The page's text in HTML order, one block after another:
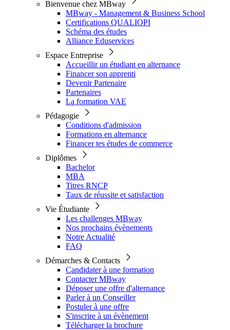
Bienvenue chez MBway
MBway - Management & Business School
Certifications QUALIOPI
Schéma des études
Alliance Eduservices
Espace Entreprise
Accueillir un étudiant en alternance
Financer son apprenti
Devenir Partenaire
Partenaires
La formation VAE
Pédagogie
Conditions d'admission
Formations en alternance
Financer tes études de commerce
Diplômes
Bachelor
MBA
Titres RNCP
Taux de réussite et satisfaction
Vie Étudiante
Les challenges MBway
Nos prochains évènements
Notre Actualité
FAQ
Démarches & Contacts
Candidater à une formation
Contacter MBway
Déposer une offre d'alternance
Parler à un Conseiller
Postuler à une offre
S'inscrire à un évènement
Télécharger la brochure